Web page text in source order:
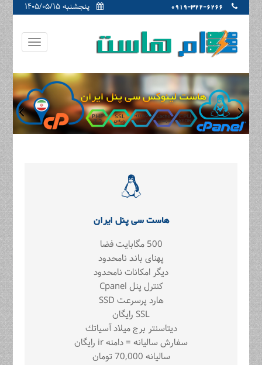
پنجشنبه ۱۴۰۵/۰۵/۱۵ 0919-322-6266
هاست سی پنل ایران
500 مگابایت فضا
پهنای باند نامحدود
دیگر امکانات نامحدود
کنترل پنل Cpanel
هارد پرسرعت SSD
SSL رايگان
ديتاسنتر برج ميلاد آسياتك
سفارش سالیانه = دامنه ir رایگان
سالیانه 70,000 تومان